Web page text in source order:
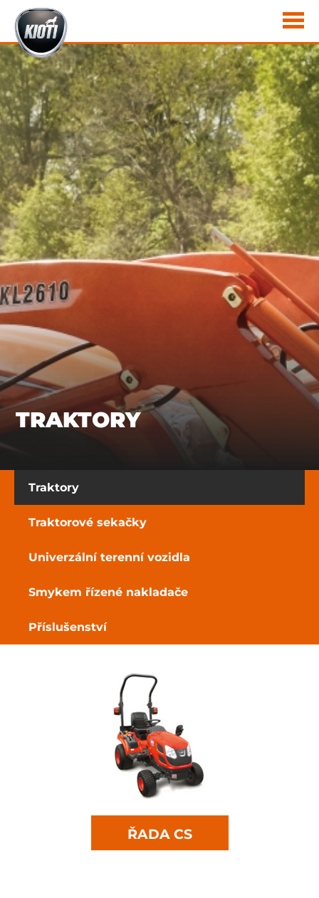
TRAKTORY
Traktory
Traktorové sekačky
Univerzální terenní vozidla
Smykem řízené nakladače
Příslušenství
ŘADA CS